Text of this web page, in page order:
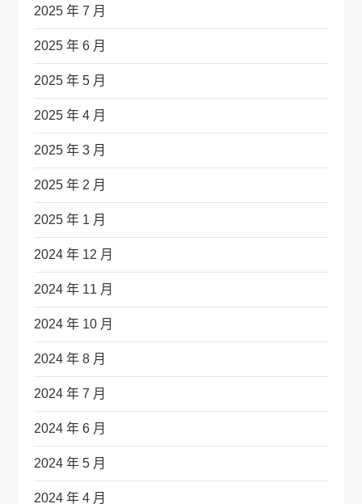
2025 年 7 月
2025 年 6 月
2025 年 5 月
2025 年 4 月
2025 年 3 月
2025 年 2 月
2025 年 1 月
2024 年 12 月
2024 年 11 月
2024 年 10 月
2024 年 8 月
2024 年 7 月
2024 年 6 月
2024 年 5 月
2024 年 4 月